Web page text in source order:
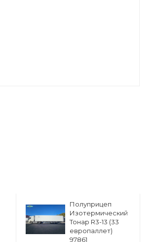
Полуприцеп
Изотермический
Тонар R3-13 (33
европаллет)
97861